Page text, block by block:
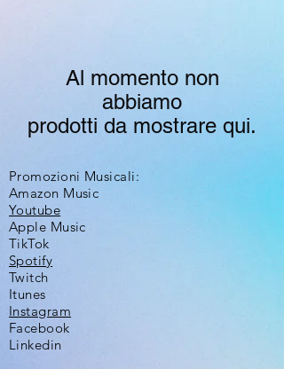
Al momento non
abbiamo
prodotti da mostrare qui.
Promozioni Musicali:
Amazon Music
Youtube
Apple Music
TikTok
Spotify
Twitch
Itunes
Instagram
Facebook
Linkedin